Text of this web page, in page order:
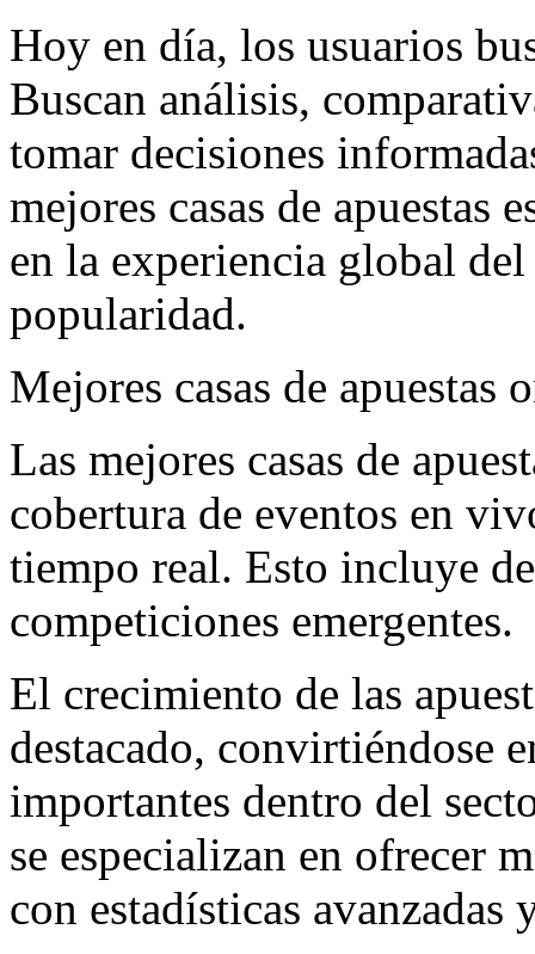
Hoy en día, los usuarios
Buscan análisis,
tomar decisiones
mejores casas de apuestas
en la experiencia global
popularidad.
Mejores casas de apuestas
Las mejores casas de
cobertura de eventos en
tiempo real. Esto incluye
competiciones emergentes.
El crecimiento de las
destacado, convirtiéndose
importantes dentro del
se especializan en ofrecer
con estadísticas